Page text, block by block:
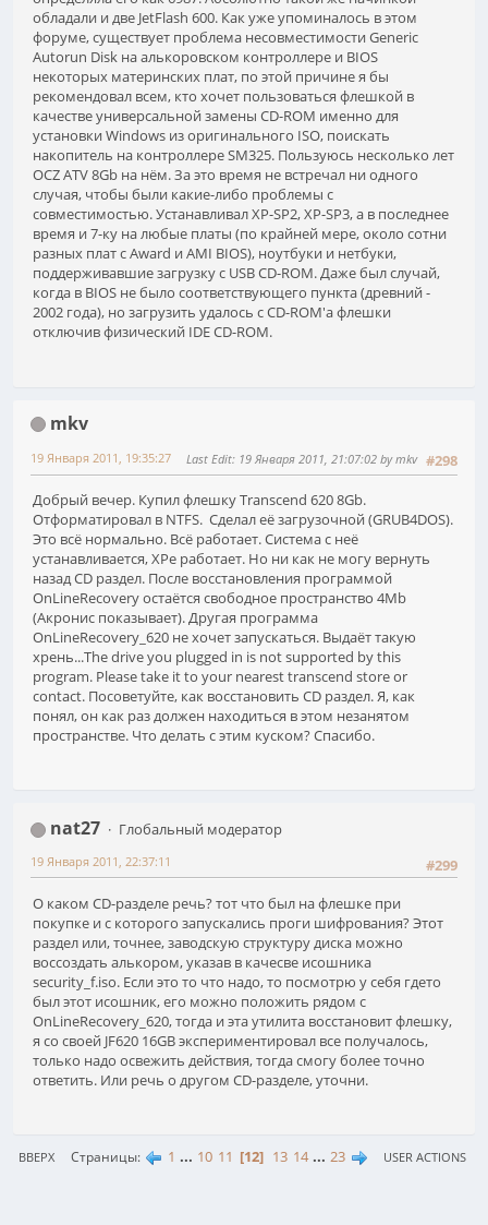
обладали и две JetFlash 600. Как уже упоминалось в этом
форуме, существует проблема несовместимости Generic
Autorun Disk на алькоровском контроллере и BIOS
некоторых материнских плат, по этой причине я бы
рекомендовал всем, кто хочет пользоваться флешкой в
качестве универсальной замены CD-ROM именно для
установки Windows из оригинального ISO, поискать
накопитель на контроллере SM325. Пользуюсь несколько лет
OCZ ATV 8Gb на нём. За это время не встречал ни одного
случая, чтобы были какие-либо проблемы с
совместимостью. Устанавливал XP-SP2, XP-SP3, а в последнее
время и 7-ку на любые платы (по крайней мере, около сотни
разных плат c Award и AMI BIOS), ноутбуки и нетбуки,
поддерживавшие загрузку с USB CD-ROM. Даже был случай,
когда в BIOS не было соответствующего пункта (древний -
2002 года), но загрузить удалось с CD-ROM'а флешки
отключив физический IDE CD-ROM.
mkv
#298
19 Января 2011, 19:35:27 Last Edit: 19 Января 2011, 21:07:02 by mkv
Добрый вечер. Купил флешку Transcend 620 8Gb.
Отформатировал в NTFS. Сделал её загрузочной (GRUB4DOS).
Это всё нормально. Всё работает. Система с неё
устанавливается, XPe работает. Но ни как не могу вернуть
назад CD раздел. После восстановления программой
OnLineRecovery остаётся свободное пространство 4Mb
(Акронис показывает). Другая программа
OnLineRecovery_620 не хочет запускаться. Выдаёт такую
хрень...The drive you plugged in is not supported by this
program. Please take it to your nearest transcend store or
contact. Посоветуйте, как восстановить CD раздел. Я, как
понял, он как раз должен находиться в этом незанятом
пространстве. Что делать с этим куском? Спасибо.
nat27
Глобальный модератор
#299
19 Января 2011, 22:37:11
О каком CD-разделе речь? тот что был на флешке при
покупке и с которого запускались проги шифрования? Этот
раздел или, точнее, заводскую структуру диска можно
воссоздать алькором, указав в качесве исошника
security_f.iso. Если это то что надо, то посмотрю у себя гдето
был этот исошник, его можно положить рядом с
OnLineRecovery_620, тогда и эта утилита восстановит флешку,
я со своей JF620 16GB экспериментировал все получалось,
только надо освежить действия, тогда смогу более точно
ответить. Или речь о другом CD-разделе, уточни.
ВВЕРХ Страницы 1 ... 10 11 12 13 14 ... 23 USER ACTIONS